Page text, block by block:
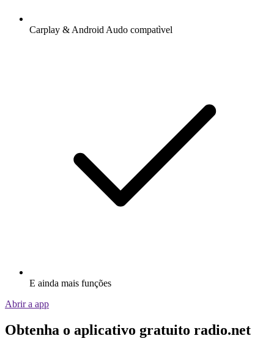
Carplay & Android Audo compatìvel
E ainda mais funções
Abrir a app
Obtenha o aplicativo gratuito radio.net